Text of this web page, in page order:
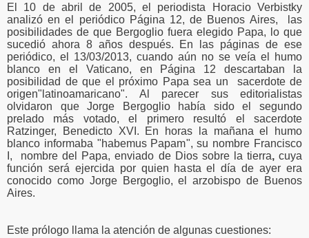
El 10 de abril de 2005, el periodista Horacio Verbistky
analizó en el periódico Página 12, de Buenos Aires, las
posibilidades de que Bergoglio fuera elegido Papa, lo que
sucedió ahora 8 años después. En las páginas de ese
periódico, el 13/03/2013, cuando aún no se veía el humo
blanco en el Vaticano, en Página 12 descartaban la
posibilidad de que el próximo Papa sea un sacerdote de
origen"latinoamaricano". Al parecer sus editorialistas
olvidaron que Jorge Bergoglio había sido el segundo
prelado más votado, el primero resultó el sacerdote
Ratzinger, Benedicto XVI. En horas la mañana el humo
blanco informaba "habemus Papam", su nombre Francisco
I, nombre del Papa, enviado de Dios sobre la tierra,cuya
función será ejercida por quien hasta el día de ayer era
conocido como Jorge Bergoglio, el arzobispo de Buenos
Aires.
Este prólogo llama la atención de algunas cuestiones: